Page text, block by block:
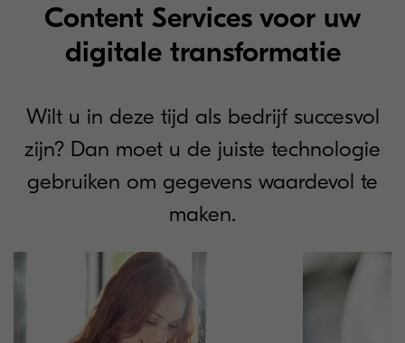
Content Services voor uw
digitale transformatie
Wilt u in deze tijd als bedrijf succesvol
zijn? Dan moet u de juiste technologie
gebruiken om gegevens waardevol te
maken.